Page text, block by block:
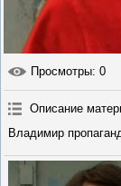
Просмотры: 0
Описание
Владимир